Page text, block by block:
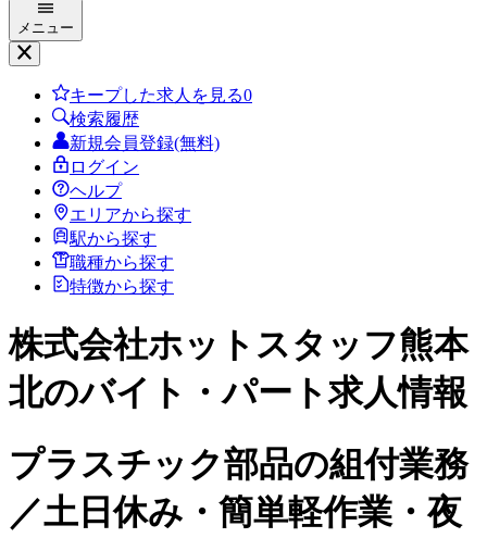
メニュー
キープした求人を見る0
検索履歴
新規会員登録(無料)
ログイン
ヘルプ
エリアから探す
駅から探す
職種から探す
特徴から探す
株式会社ホットスタッフ熊本
北のバイト・パート求人情報
プラスチック部品の組付業務
／土日休み・簡単軽作業・夜